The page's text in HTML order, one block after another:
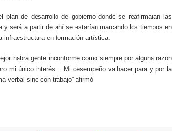
plan de desarrollo de gobierno donde se reafirmaran las
y será a partir de ahí se estarían marcando los tiempos en
en formación artística.
habrá gente inconforme como siempre por alguna razón
mi único interés …Mi desempeño va hacer para y por la
verbal sino con trabajo” afirmó